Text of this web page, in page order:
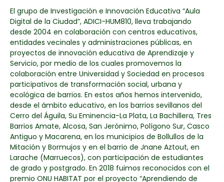
El grupo de Investigación e Innovación Educativa “Aula
Digital de la Ciudad”, ADICI-HUM810, lleva trabajando
desde 2004 en colaboración con centros educativos,
entidades vecinales y administraciones públicas, en
proyectos de innovación educativa de Aprendizaje y
Servicio, por medio de los cuales promovemos la
colaboración entre Universidad y Sociedad en procesos
participativos de transformación social, urbana y
ecológica de barrios. En estos años hemos intervenido,
desde el ámbito educativo, en los barrios sevillanos del
Cerro del Águila, Su Eminencia-La Plata, La Bachillera, Tres
Barrios Amate, Alcosa, San Jerónimo, Polígono Sur, Casco
Antiguo y Macarena, en los municipios de Bollullos de la
Mitación y Bormujos y en el barrio de Jnane Aztout, en
Larache (Marruecos), con participación de estudiantes
de grado y postgrado. En 2018 fuimos reconocidos con el
premio ONU HABITAT por el proyecto “Aprendiendo de